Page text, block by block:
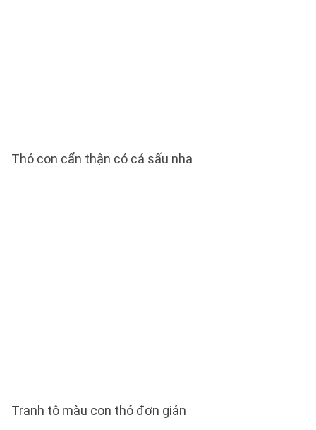
Thỏ con cẩn thận có cá sấu nha
Tranh tô màu con thỏ đơn giản